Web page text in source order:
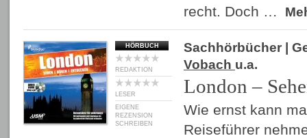
recht. Doch …
HÖRBUCH
REDAKTION
LESER
EIGENE
REZENSION
SCHREIBEN
Sachhörbücher |
Vobach u.a.
London –
Wie ernst kann
Reiseführer